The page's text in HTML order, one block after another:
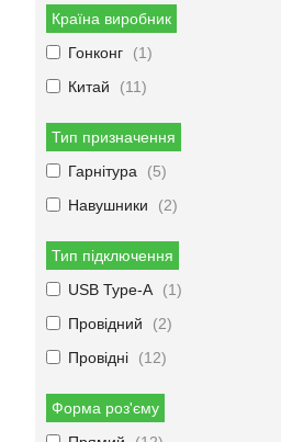
Країна виробник
Гонконг
1
Китай
11
Тип призначення
Гарнітура
5
Навушники
2
Тип підключення
USB Type-A
1
Провідний
2
Провідні
12
Форма роз'єму